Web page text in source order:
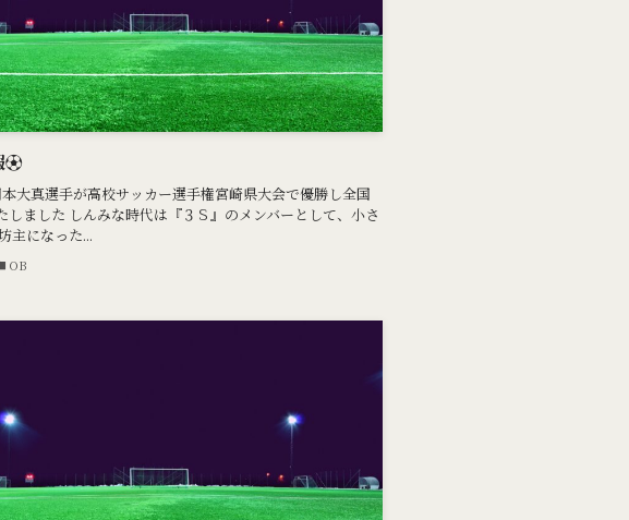
⚽
大真選手が高校サッカー選手権宮崎県大会で優勝し全国
しました しんみな時代は『３Ｓ』のメンバーとして、小さ
主になった...
OB